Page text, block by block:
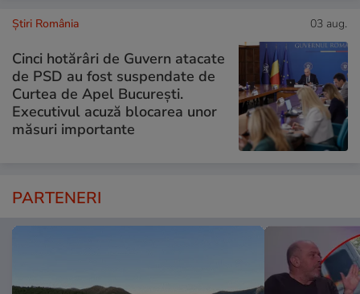
Știri România 03 aug.
Cinci hotărâri de Guvern atacate
de PSD au fost suspendate de
Curtea de Apel București.
Executivul acuză blocarea unor
măsuri importante
PARTENERI